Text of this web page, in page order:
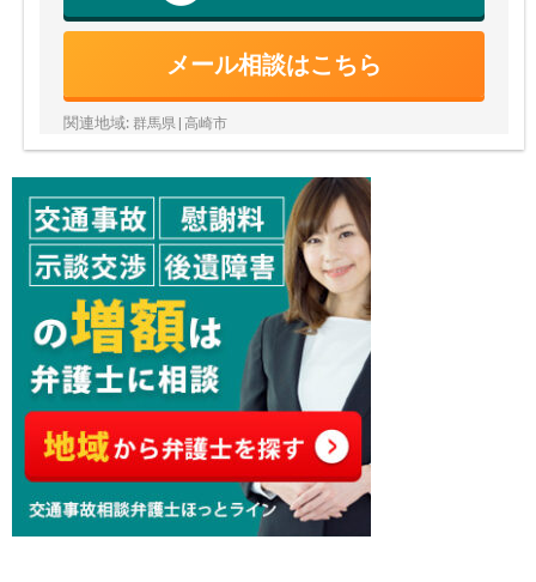
メール相談はこちら
関連地域: 群馬県 | 高崎市